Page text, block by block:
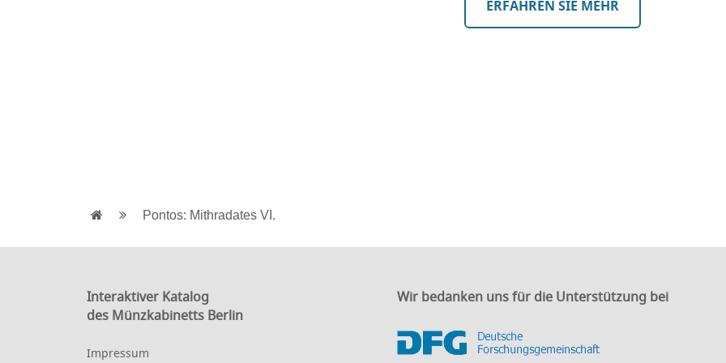
ERFAHREN SIE MEHR
Pontos: Mithradates VI.
Interaktiver Katalog
des Münzkabinetts Berlin
Impressum
Wir bedanken uns für die Unterstützung bei